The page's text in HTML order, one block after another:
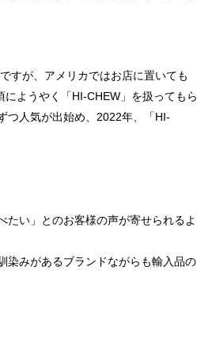
すが、アメリカではお店に置いても
ようやく「HI-CHEW」を扱ってもら
つ人気が出始め、2022年、「HI-
い」とのお客様の声が寄せられるよ
染みがあるブランドながらも輸入品の